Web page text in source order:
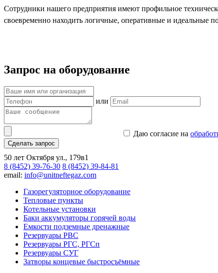
Сотрудники нашего предприятия имеют профильное
своевременно находить логичные, оперативные и идеальные
Запрос на оборудование
или
Даю согласие на
Сделать запрос
50 лет Октября ул., 179в1
8 (8452) 39-76-30 8 (8452) 39-84-81
email: info@unitneftegaz.com
Газорегуляторное оборудование
Тепловые пункты
Котельные установки
Баки аккумуляторы горячей воды
Емкости подземные дренажные
Резервуары РВС
Резервуары РГС, РГСп
Резервуары СУГ
Затворы концевые быстросъёмные